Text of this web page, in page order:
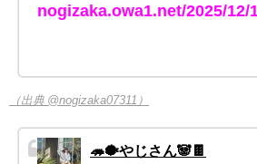
nogizaka.owa1.net/2025/12/
（出典 @nogizaka07311）
🦔🐡やじさん🐼🍫